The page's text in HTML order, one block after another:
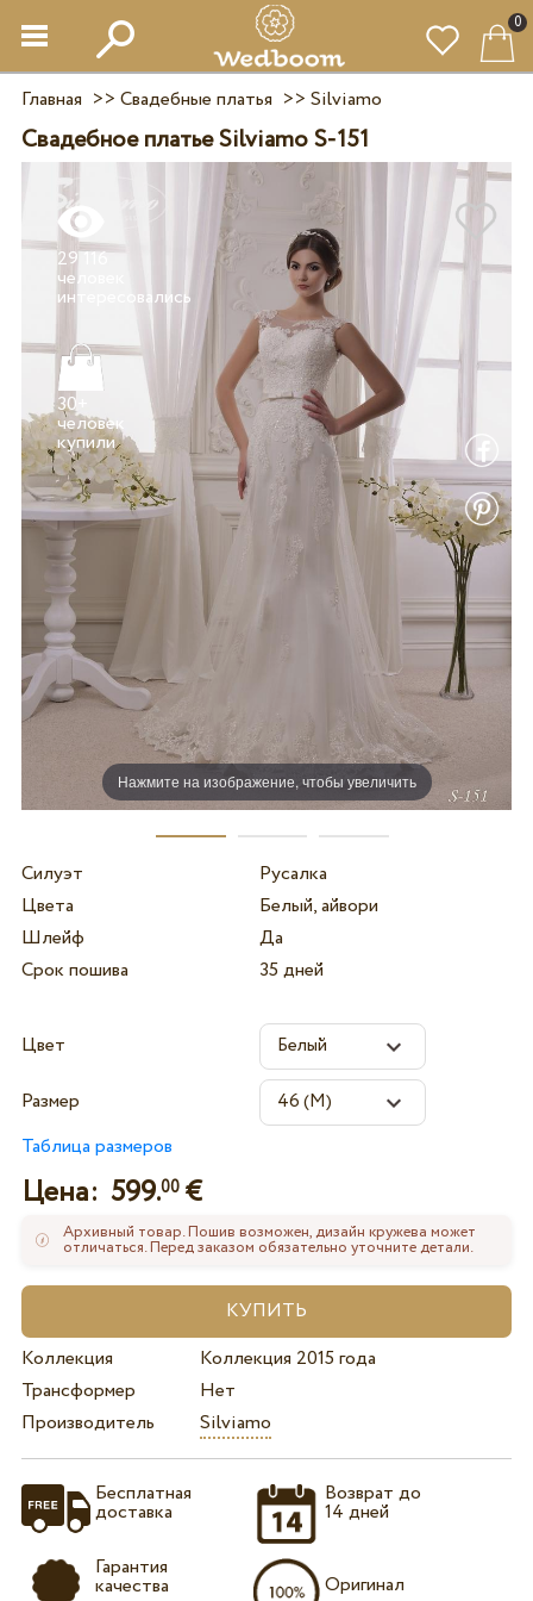
0
Главная >> Свадебные платья >> Silviamo
Свадебное платье Silviamo S-151
Нажмите на изображение, чтобы увеличить
29 116
человек
30+
человек
купили
Силуэт
Русалка
Цвета
Белый, айвори
Шлейф
Да
Срок пошива
35 дней
Цвет
Размер
Таблица размеров
Цена: 599.00€
Архивный товар. Пошив возможен, дизайн кружева может
отличаться. Перед заказом обязательно уточните детали.
Коллекция
Коллекция 2015 года
Трансформер
Нет
Производитель
Silviamo
Бесплатная
доставка
Гарантия
качества
Возврат до
14 дней
Оригинал